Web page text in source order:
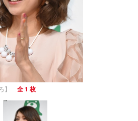
】 全 1 枚